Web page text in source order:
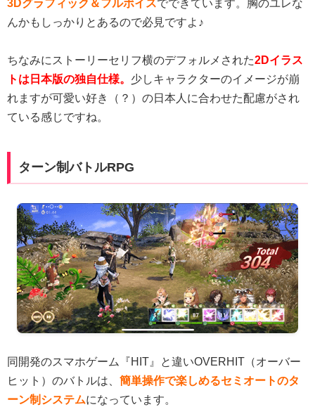
3Dグラフィック＆フルボイスでできています。胸のユレな
んかもしっかりとあるので必見ですよ♪
ちなみにストーリーセリフ横のデフォルメされた2Dイラス
トは日本版の独自仕様。 少しキャラクターのイメージが崩
れますが可愛い好き（？）の日本人に合わせた配慮がされ
ている感じですね。
ターン制バトルRPG
同開発のスマホゲーム『HIT』と違いOVERHIT（オーバー
ヒット）のバトルは、 簡単操作で楽しめるセミオートのタ
ーン制システムになっています。